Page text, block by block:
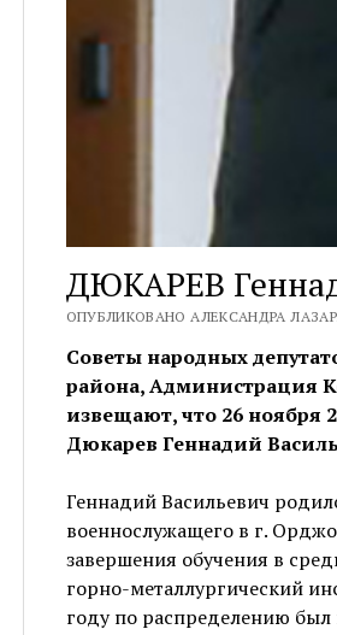
ДЮКАРЕВ
ОПУБЛИКОВАНО АЛЕКСАНДРА
Советы народных
района, Администрация
извещают, что 26 ноября
Дюкарев Геннадий
Геннадий Васильевич
военнослужащего в г.
завершения обучения в
горно-металлургический
году по распределению был